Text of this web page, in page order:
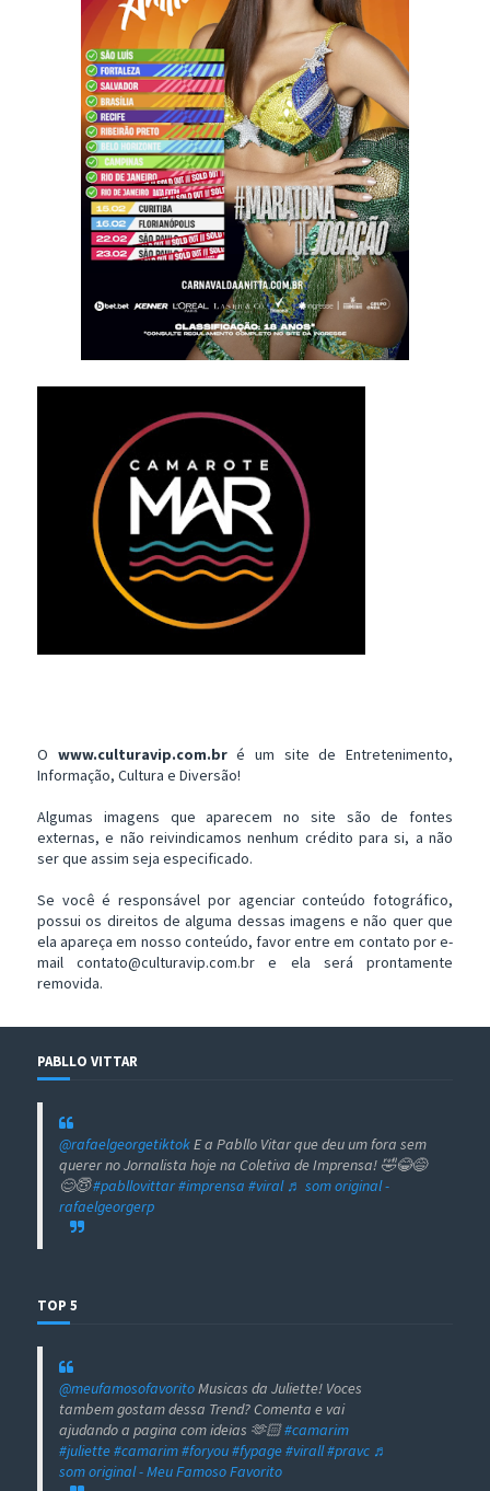
O www.culturavip.com.bré um site de Entretenimento,
Informação, Cultura e Diversão!
Algumas imagens que aparecem no site são de fontes
externas, e não reivindicamos nenhum crédito para si, a não
ser que assim seja especificado.
Se você é responsável por agenciar conteúdo fotográfico,
possui os direitos de alguma dessas imagens e não quer que
ela apareça em nosso conteúdo, favor entre em contato por e-
mail contato@culturavip.com.br e ela será prontamente
removida.
PABLLO VITTAR
@rafaelgeorgetiktokE a Pabllo Vitar que deu um fora sem
querer no Jornalista hoje na Coletiva de Imprensa! 🤣😂😅
😊😇#pabllovittar#imprensa #viral ♬ som original -
rafaelgeorgerp
TOP 5
@meufamosofavoritoMusicas da Juliette! Voces
tambem gostam dessa Trend? Comenta e vai
ajudando a pagina com ideias 🫶🏻#camarim
#juliette#camarim#foryou#fypage#virall#pravc ♬
som original - Meu Famoso Favorito